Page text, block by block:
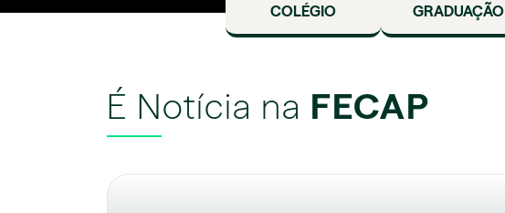
COLÉGIO GRADUAÇÃO
É Notícia na FECAP